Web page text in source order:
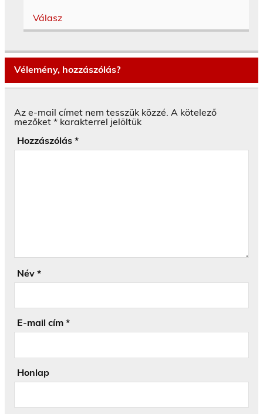
Válasz
Vélemény, hozzászólás?
Az e-mail címet nem tesszük közzé. A kötelező
mezőket * karakterrel jelöltük
Hozzászólás *
Név *
E-mail cím *
Honlap